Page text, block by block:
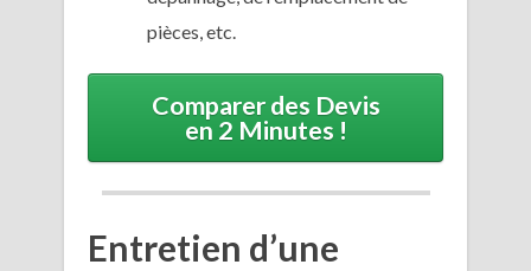
pièces, etc.
Comparer des Devis
en 2 Minutes !
Entretien d’une